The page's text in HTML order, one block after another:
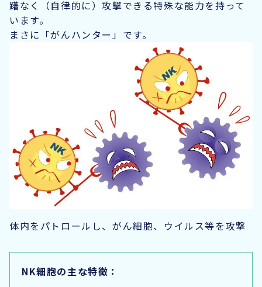
躇なく（自律的に）攻撃できる特殊な能力を持って
います。
まさに「がんハンター」です。
体内をパトロールし、がん細胞、ウイルス等を攻撃
NK細胞の主な特徴：